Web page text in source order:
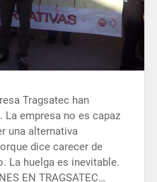
Tragsatec han
empresa no es capaz
una alternativa
dice carecer de
La huelga es inevitable.
EN TRAGSATEC…